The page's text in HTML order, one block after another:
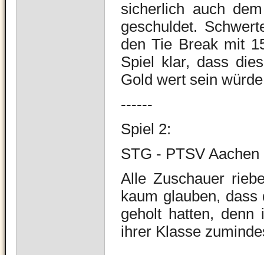
sicherlich auch
geschuldet.
den Tie Break mit
Spiel klar, dass
Gold wert sein
------
Spiel 2:
STG - PTSV Aachen
Alle Zuschauer
kaum glauben,
geholt hatten,
ihrer Klasse